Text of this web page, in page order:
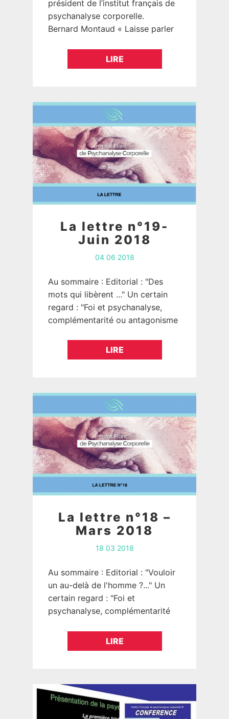
président de l’institut français de
psychanalyse corporelle.
Bernard Montaud « Laisse parler
psychanalyse corporelle » …
LIRE
La lettre n°19-
Juin 2018
04 06 2018
Au sommaire : Editorial : "Des
mots qui libèrent ..." Un certain
regard : "Foi et psychanalyse,
complémentarité ou antagonisme
....Des mots qui libèrent!…."
Oraison,…
LIRE
La lettre n°18 –
Mars 2018
18 03 2018
Au sommaire : Editorial : "Vouloir
un au-delà de l'homme ?..." Un
certain regard : "Foi et
psychanalyse, complémentarité
______________ EDITORIAL "Vouloir
un au-delà de…
LIRE